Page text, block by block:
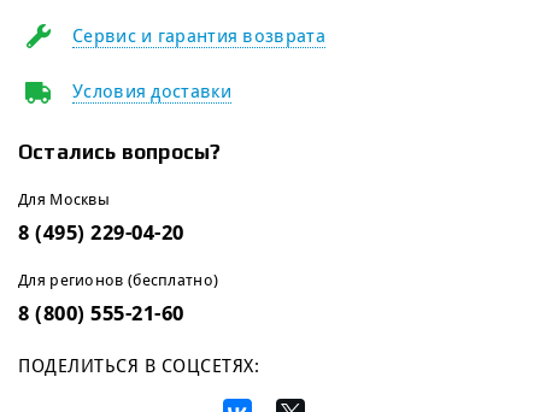
Сервис и гарантия возврата
Условия доставки
Остались вопросы?
Для Москвы
8 (495) 229-04-20
Для регионов (бесплатно)
8 (800) 555-21-60
ПОДЕЛИТЬСЯ В СОЦСЕТЯХ: